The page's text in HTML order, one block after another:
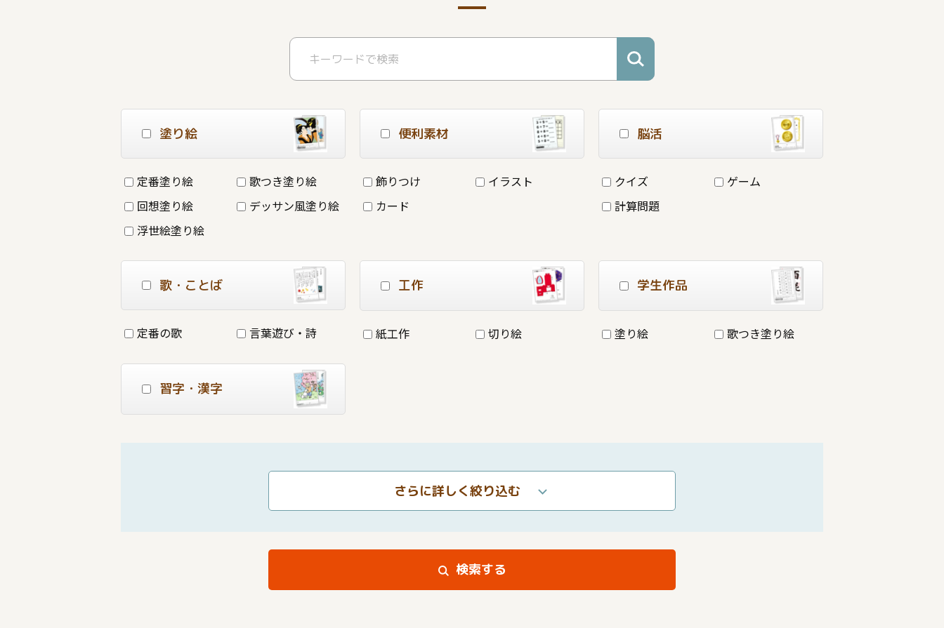
塗り絵
定番塗り絵
歌つき塗り絵
回想塗り絵
デッサン風塗り絵
浮世絵塗り絵
便利素材
飾りつけ
イラスト
カード
脳活
クイズ
ゲーム
計算問題
歌・ことば
定番の歌 言葉遊び・詩
工作
紙工作 切り絵
学生作品
塗り絵 歌つき塗り絵
習字・漢字
さらに詳しく絞り込む
検索する